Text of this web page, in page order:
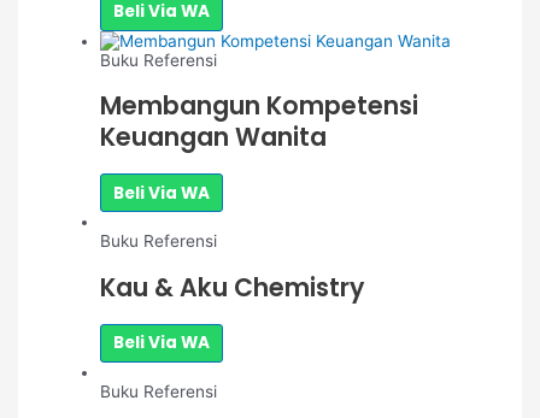
Beli Via WA
Buku Referensi
Membangun Kompetensi
Keuangan Wanita
Beli Via WA
Buku Referensi
Kau & Aku Chemistry
Beli Via WA
Buku Referensi